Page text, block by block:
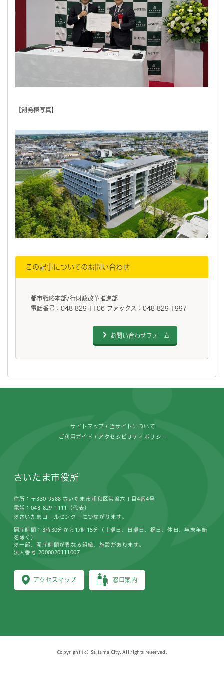
【創発棟写真】
この記事についてのお問い合わせ
都市戦略本部/行財政改革推進部
電話番号：048-829-1106 ファックス：048-829-1997
お問い合わせフォーム
サイトマップ 当サイトについて
ご利用ガイド アクセシビリティポリシー
さいたま市役所
住所：〒330-9588 さいたま市浦和区常盤六丁目4番4号
電話：048-829-1111（代表）
※さいたまコールセンターにつながります。
アクセスマップ 窓口案内
開庁時間：8時30分から17時15分（土曜日、日曜日、祝日、休日、年末年始
を除く）
※一部、開庁時間が異なる組織、施設があります。
法人番号 2000020111007
Copyright (c) Saitama City, All rights reserved.